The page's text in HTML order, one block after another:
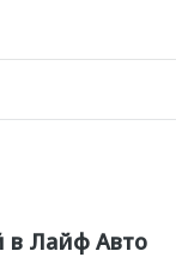
в Лайф Авто